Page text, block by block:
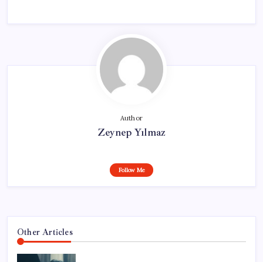
Author
Zeynep Yılmaz
Follow Me
Other Articles